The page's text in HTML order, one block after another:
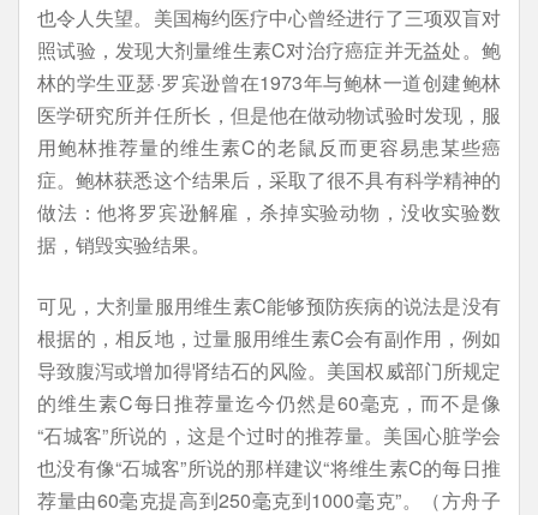
也令人失望。美国梅约医疗中心曾经进行了三项双盲对
照试验，发现大剂量维生素C对治疗癌症并无益处。鲍
林的学生亚瑟·罗宾逊曾在1973年与鲍林一道创建鲍林
医学研究所并任所长，但是他在做动物试验时发现，服
用鲍林推荐量的维生素C的老鼠反而更容易患某些癌
症。鲍林获悉这个结果后，采取了很不具有科学精神的
做法：他将罗宾逊解雇，杀掉实验动物，没收实验数
据，销毁实验结果。
可见，大剂量服用维生素C能够预防疾病的说法是没有
根据的，相反地，过量服用维生素C会有副作用，例如
导致腹泻或增加得肾结石的风险。美国权威部门所规定
的维生素C每日推荐量迄今仍然是60毫克，而不是像
“石城客”所说的，这是个过时的推荐量。美国心脏学会
也没有像“石城客”所说的那样建议“将维生素C的每日推
荐量由60毫克提高到250毫克到1000毫克”。（方舟子